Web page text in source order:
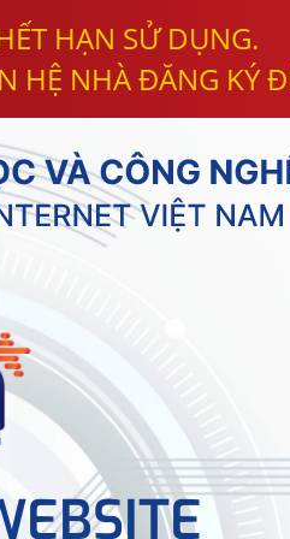
HẠN SỬ DỤNG.
HỆ NHÀ ĐĂNG KÝ